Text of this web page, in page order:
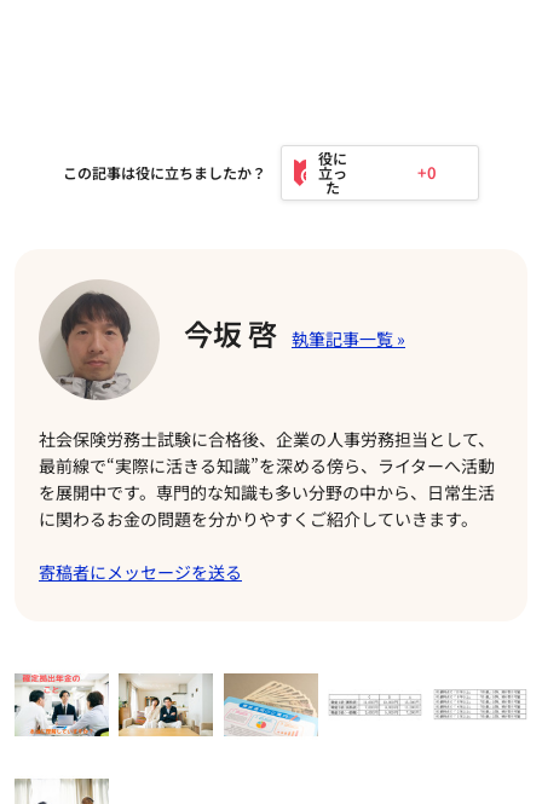
この記事は役に立ちましたか？ +0
今坂 啓
社会保険労務士試験に合格後、企業の人事労務担当として、
最前線で“実際に活きる知識”を深める傍ら、ライターへ活動
を展開中です。専門的な知識も多い分野の中から、日常生活
に関わるお金の問題を分かりやすくご紹介していきます。
寄稿者にメッセージを送る